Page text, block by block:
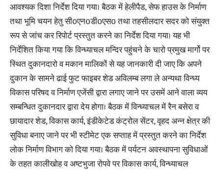
आवश्यक दिशा निर्देश दिया गया। बैठक में हेलीपैड, सेफ हाउस के निर्माण
तथा भूमि चयन हेतु सी0एन0डी0एस0 तथा तहसीलदार सदर को संयुक्त
रूप से जांच कर रिपोर्ट प्रस्तुत करने का निर्देश दिया गया। यह भी
निर्देशित किया गया कि विन्ध्याचल मन्दिर पहुंचने के चारो प्रमुख मार्गो पर
स्थित दुकानदारो व मकान मालिकों से यह जानकारी दी जाए कि अपने
दुकान के सामने ढाई फुट फाइबर शेड अविलम्ब लगा ले अन्यथा विन्ध्य
विकास परिषद व निर्माण एजेंसी द्वारा लगाए जाने पर उसमें आने वाला व्यय
सम्बन्धित दुकानदार द्वारा देय होगा। बैठक में विन्ध्याचल में रैन बसेरा व
छायादार शेड, विकास कार्य, इंडीकेटेड कंट्रोल सेंटर, वृहद अन्न क्षेत्र की
सुविधा बनाए जाने पर भी स्टीमेट एक सप्ताह में प्रस्तुत करने का निर्देश
लोक निर्माण विभाग को दिया गया। बैठक में पर्यटन अवस्थापना सुविधाओं
के तहत कालीखोह व अष्टभुजा रोपवे पर विकास कार्य, विन्ध्याचल